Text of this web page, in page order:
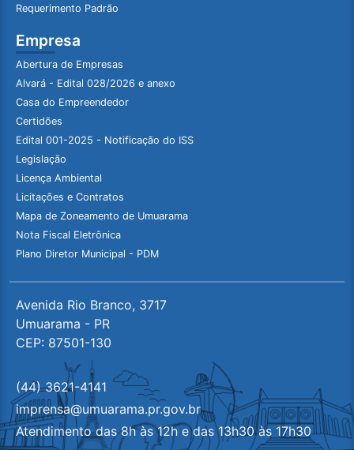
Requerimento Padrão
Empresa
Abertura de Empresas
Alvará - Edital 028/2026 e anexo
Casa do Empreendedor
Certidões
Edital 001-2025 - Notificação do ISS
Legislação
Licença Ambiental
Licitações e Contratos
Mapa de Zoneamento de Umuarama
Nota Fiscal Eletrônica
Plano Diretor Municipal - PDM
Avenida Rio Branco, 3717
Umuarama - PR
CEP: 87501-130
(44) 3621-4141
imprensa@umuarama.pr.gov.br
Atendimento das 8h às 12h e das 13h30 às 17h30